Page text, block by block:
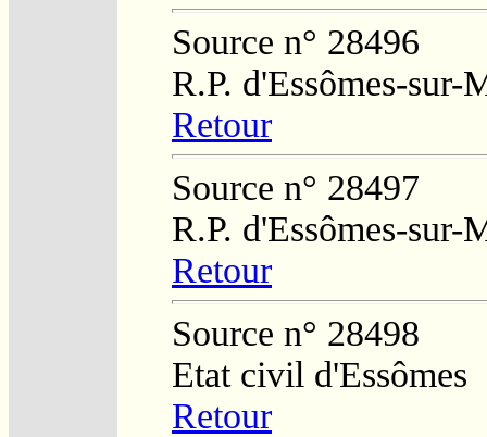
Source n° 28496
R.P. d'Essômes-sur-
Retour
Source n° 28497
R.P. d'Essômes-sur-
Retour
Source n° 28498
Etat civil d'Essômes
Retour